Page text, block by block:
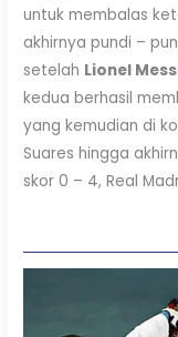
untuk membalas
akhirnya pundi –
setelah Lionel
kedua berhasil
yang kemudian di
Suares hingga
skor 0 – 4, Real